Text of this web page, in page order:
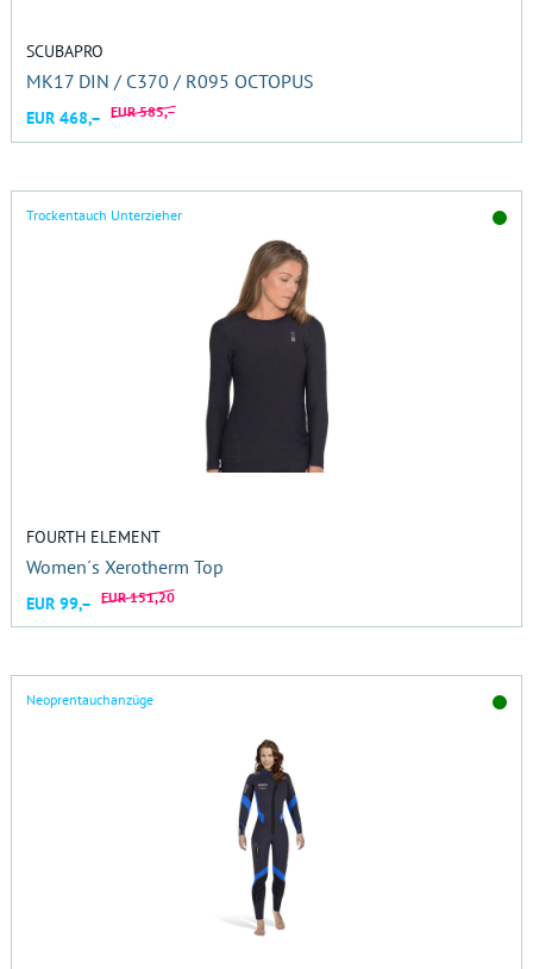
SCUBAPRO
MK17 DIN / C370 / R095 OCTOPUS
EUR 468,– EUR 585,–
Trockentauch Unterzieher
FOURTH ELEMENT
Women´s Xerotherm Top
EUR 99,– EUR 151,20
Neoprentauchanzüge